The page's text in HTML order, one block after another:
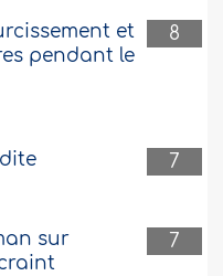
8
et
pendant le
7
7
sur